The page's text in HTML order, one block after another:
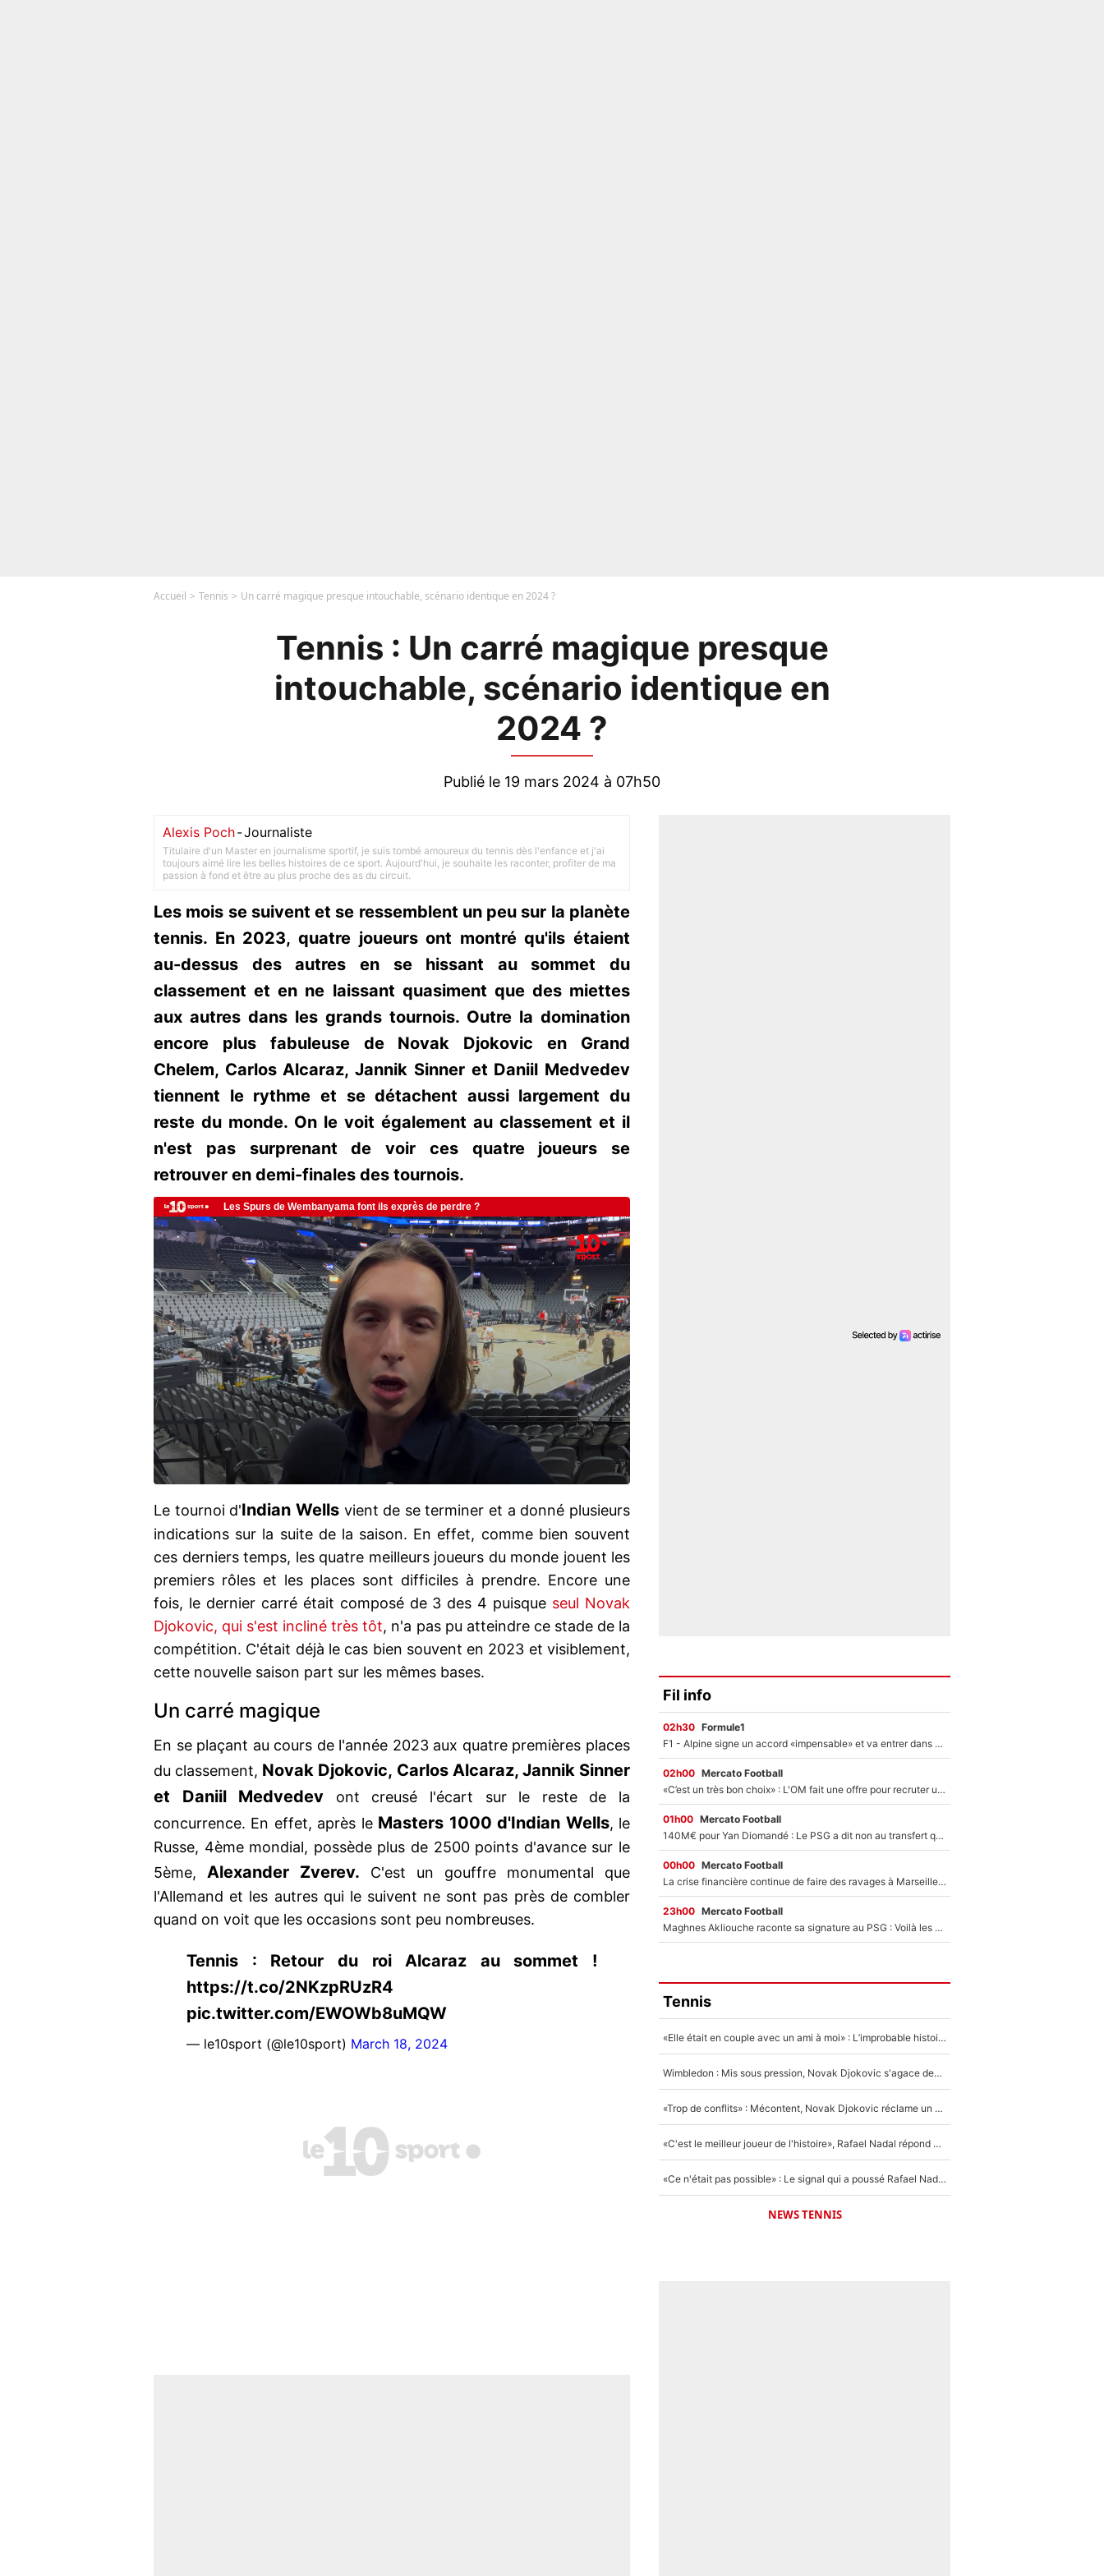
Accueil Tennis Un carré magique presque intouchable, scénario identique en 2024 ?
Tennis : Un carré magique presque
intouchable, scénario identique en
2024 ?
Publié le 19 mars 2024 à 07h50
Alexis Poch-Journaliste
Titulaire d'un Master en journalisme sportif, je suis tombé amoureux du tennis dès l'enfance et j'ai
toujours aimé lire les belles histoires de ce sport. Aujourd'hui, je souhaite les raconter, profiter de ma
passion à fond et être au plus proche des as du circuit.
Les mois se suivent et se ressemblent un peu sur la planète
tennis. En 2023, quatre joueurs ont montré qu'ils étaient
au-dessus des autres en se hissant au sommet du
classement et en ne laissant quasiment que des miettes
aux autres dans les grands tournois. Outre la domination
encore plus fabuleuse de Novak Djokovic en Grand
Chelem, Carlos Alcaraz, Jannik Sinner et Daniil Medvedev
tiennent le rythme et se détachent aussi largement du
reste du monde. On le voit également au classement et il
n'est pas surprenant de voir ces quatre joueurs se
retrouver en demi-finales des tournois.
Le tournoi d'Indian Wellsvient de se terminer et a donné plusieurs
indications sur la suite de la saison. En effet, comme bien souvent
ces derniers temps, les quatre meilleurs joueurs du monde jouent les
premiers rôles et les places sont difficiles à prendre. Encore une
fois, le dernier carré était composé de 3 des 4 puisque seul Novak
Djokovic, qui s'est incliné très tôt, n'a pas pu atteindre ce stade de la
compétition. C'était déjà le cas bien souvent en 2023 et visiblement,
cette nouvelle saison part sur les mêmes bases.
Un carré magique
En se plaçant au cours de l'année 2023 aux quatre premières places
du classement, Novak Djokovic, Carlos Alcaraz, Jannik Sinner
et Daniil Medvedev ont creusé l'écart sur le reste de la
concurrence. En effet, après le Masters 1000 d'Indian Wells, le
Russe, 4ème mondial, possède plus de 2500 points d'avance sur le
5ème,
Alexander Zverev. C'est un gouffre monumental que
l'Allemand et les autres qui le suivent ne sont pas près de combler
quand on voit que les occasions sont peu nombreuses.
Tennis : Retour du roi Alcaraz au sommet !
https://t.co/2NKzpRUzR4
pic.twitter.com/EWOWb8uMQW
— le10sport (@le10sport) March 18, 2024
Fil info
02h30 Formule1
F1 - Alpine signe un accord «impensable» et va entrer dans une nouvelle dimension : Grande nouvelle pour Pierre Gasly !
02h00 Mercato Football
«C’est un très bon choix» : L'OM fait une offre pour recruter un ancien joueur du PSG... et c'est validé dans l'After Foot !
01h00 Mercato Football
140M€ pour Yan Diomandé : Le PSG a dit non au transfert qui bat tous les records sur le mercato
00h00 Mercato Football
La crise financière continue de faire des ravages à Marseille : L’OM a placé 12 joueurs sur le marché des transferts… et ça pourrait lui rapporter près de 100M€ !
23h00 Mercato Football
Maghnes Akliouche raconte sa signature au PSG : Voilà les coulisses de son transfert de rêve à 50M€
Tennis
«Elle était en couple avec un ami à moi» : L’improbable histoire derrière la «seule relation longue» de Novak Djokovic
Wimbledon : Mis sous pression, Novak Djokovic s'agace devant la presse !
«Trop de conflits» : Mécontent, Novak Djokovic réclame un grand changement !
«C'est le meilleur joueur de l'histoire», Rafael Nadal répond à la question que tout le monde se pose !
«Ce n'était pas possible» : Le signal qui a poussé Rafael Nadal à prendre sa retraite !
NEWS TENNIS